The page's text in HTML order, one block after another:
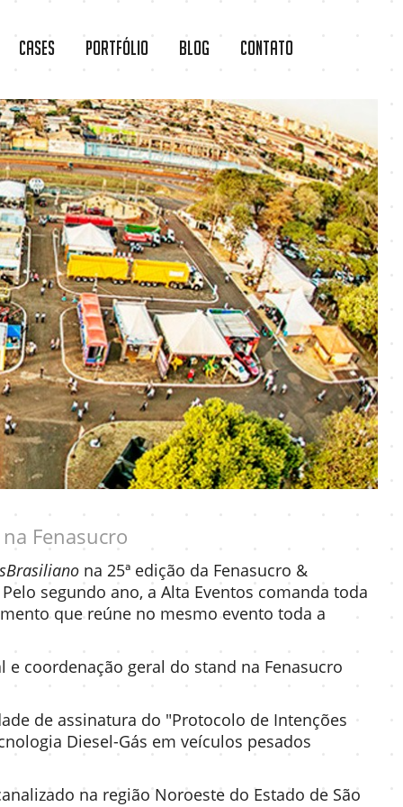
Cases Portfólio Blog Contato
Fenasucro
na 25ª edição da Fenasucro &
segundo ano, a Alta Eventos comanda toda
que reúne no mesmo evento toda a
coordenação geral do stand na Fenasucro
de assinatura do "Protocolo de Intenções
Diesel-Gás em veículos pesados
na região Noroeste do Estado de São